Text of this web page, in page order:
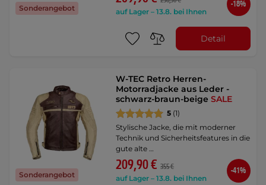
Sonderangebot
auf Lager – 13.8. bei Ihnen
-18%
Detail
Sonderangebot
W-TEC Retro Herren-
Motorradjacke aus Leder -
schwarz-braun-beigeSALE
5 (1)
Stylische Jacke, die mit moderner
Technik und Sicherheitsfeatures in die
gute alte …
209,90 € 355 €
auf Lager – 13.8. bei Ihnen
-41%